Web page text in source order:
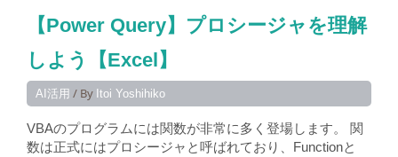
【Power Query】プロシージャを理解
しよう【Excel】
AI活用 / By Itoi Yoshihiko
VBAのプログラムには関数が非常に多く登場します。 関
数は正式にはプロシージャと呼ばれており、Functionと